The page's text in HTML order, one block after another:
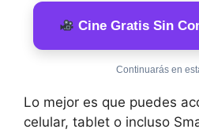
Cine Gratis Sin
Continuarás en
Lo mejor es que puedes
celular, tablet o incluso